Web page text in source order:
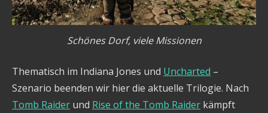
Schönes Dorf, viele Missionen
Thematisch im Indiana Jones und Uncharted –
Szenario beenden wir hier die aktuelle Trilogie. Nach
Tomb Raider und Rise of the Tomb Raider kämpft